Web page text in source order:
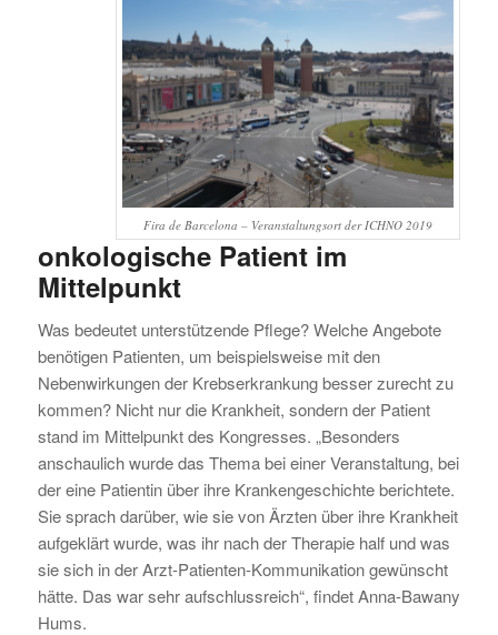
Fira de Barcelona – Veranstaltungsort der ICHNO 2019
onkologische Patient im
Mittelpunkt
Was bedeutet unterstützende Pflege? Welche Angebote
benötigen Patienten, um beispielsweise mit den
Nebenwirkungen der Krebserkrankung besser zurecht zu
kommen? Nicht nur die Krankheit, sondern der Patient
stand im Mittelpunkt des Kongresses. „Besonders
anschaulich wurde das Thema bei einer Veranstaltung, bei
der eine Patientin über ihre Krankengeschichte berichtete.
Sie sprach darüber, wie sie von Ärzten über ihre Krankheit
aufgeklärt wurde, was ihr nach der Therapie half und was
sie sich in der Arzt-Patienten-Kommunikation gewünscht
hätte. Das war sehr aufschlussreich“, findet Anna-Bawany
Hums.